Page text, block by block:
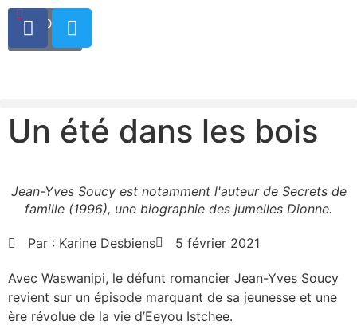
0.00
0
Un été dans les bois
Jean-Yves Soucy est notamment l'auteur de Secrets de
famille (1996), une biographie des jumelles Dionne.
Par : Karine Desbiens 5 février 2021
Avec Waswanipi, le défunt romancier Jean-Yves Soucy
revient sur un épisode marquant de sa jeunesse et une
ère révolue de la vie d’Eeyou Istchee.